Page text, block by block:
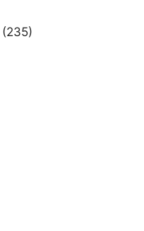
(235)